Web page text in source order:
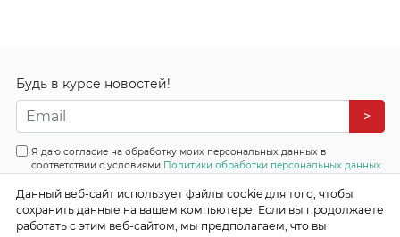
Будь в курсе новостей!
>
Я даю согласие на обработку моих персональных данных в
соответствии с условиями Политики обработки персональных данных
Все права защищены
© 2026 Эффективные бизнес системы
Данный веб-сайт использует файлы cookie для того, чтобы
сохранить данные на вашем компьютере. Если вы продолжаете
работать с этим веб-сайтом, мы предполагаем, что вы